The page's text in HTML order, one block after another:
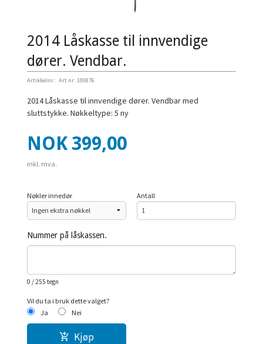
2014 Låskasse til innvendige
dører. Vendbar.
Artikkelnr.: Art nr: 100876
2014 Låskasse til innvendige dører. Vendbar med
sluttstykke. Nøkkeltype: 5 ny
Pris
NOK 399,00
inkl. mva.
Nøkler innedør Antall
Nummer på låskassen.
0 / 255 tegn
Vil du ta i bruk dette valget?
Ja
Nei
Kjøp